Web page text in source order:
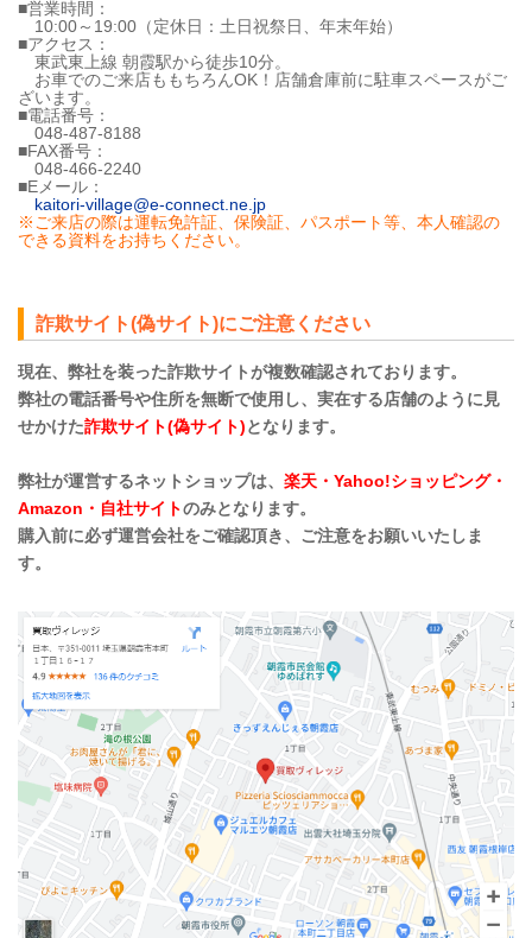
■営業時間：
10:00～19:00（定休日：土日祝祭日、年末年始）
■アクセス：
東武東上線 朝霞駅から徒歩10分。
お車でのご来店ももちろんOK！店舗倉庫前に駐車スペースがご
ざいます。
■電話番号：
048-487-8188
■FAX番号：
048-466-2240
■Eメール：
kaitori-village@e-connect.ne.jp
※ご来店の際は運転免許証、保険証、パスポート等、本人確認の
できる資料をお持ちください。
詐欺サイト(偽サイト)にご注意ください
現在、弊社を装った詐欺サイトが複数確認されております。
弊社の電話番号や住所を無断で使用し、実在する店舗のように見
せかけた詐欺サイト(偽サイト)となります。
弊社が運営するネットショップは、 楽天・Yahoo!ショッピング・
Amazon・自社サイトのみとなります。
購入前に必ず運営会社をご確認頂き、ご注意をお願いいたしま
す。